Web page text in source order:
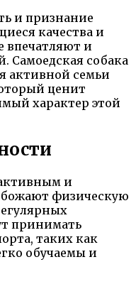
и признание
качества и
впечатляют и
Самоедская собака
активной семьи
ценит
характер этой
и
физическую
принимать
таких как
обучаемы и